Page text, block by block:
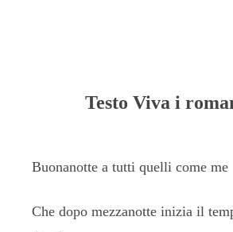
Testo Viva i
Buonanotte a tutti quelli come me
Che dopo mezzanotte inizia il